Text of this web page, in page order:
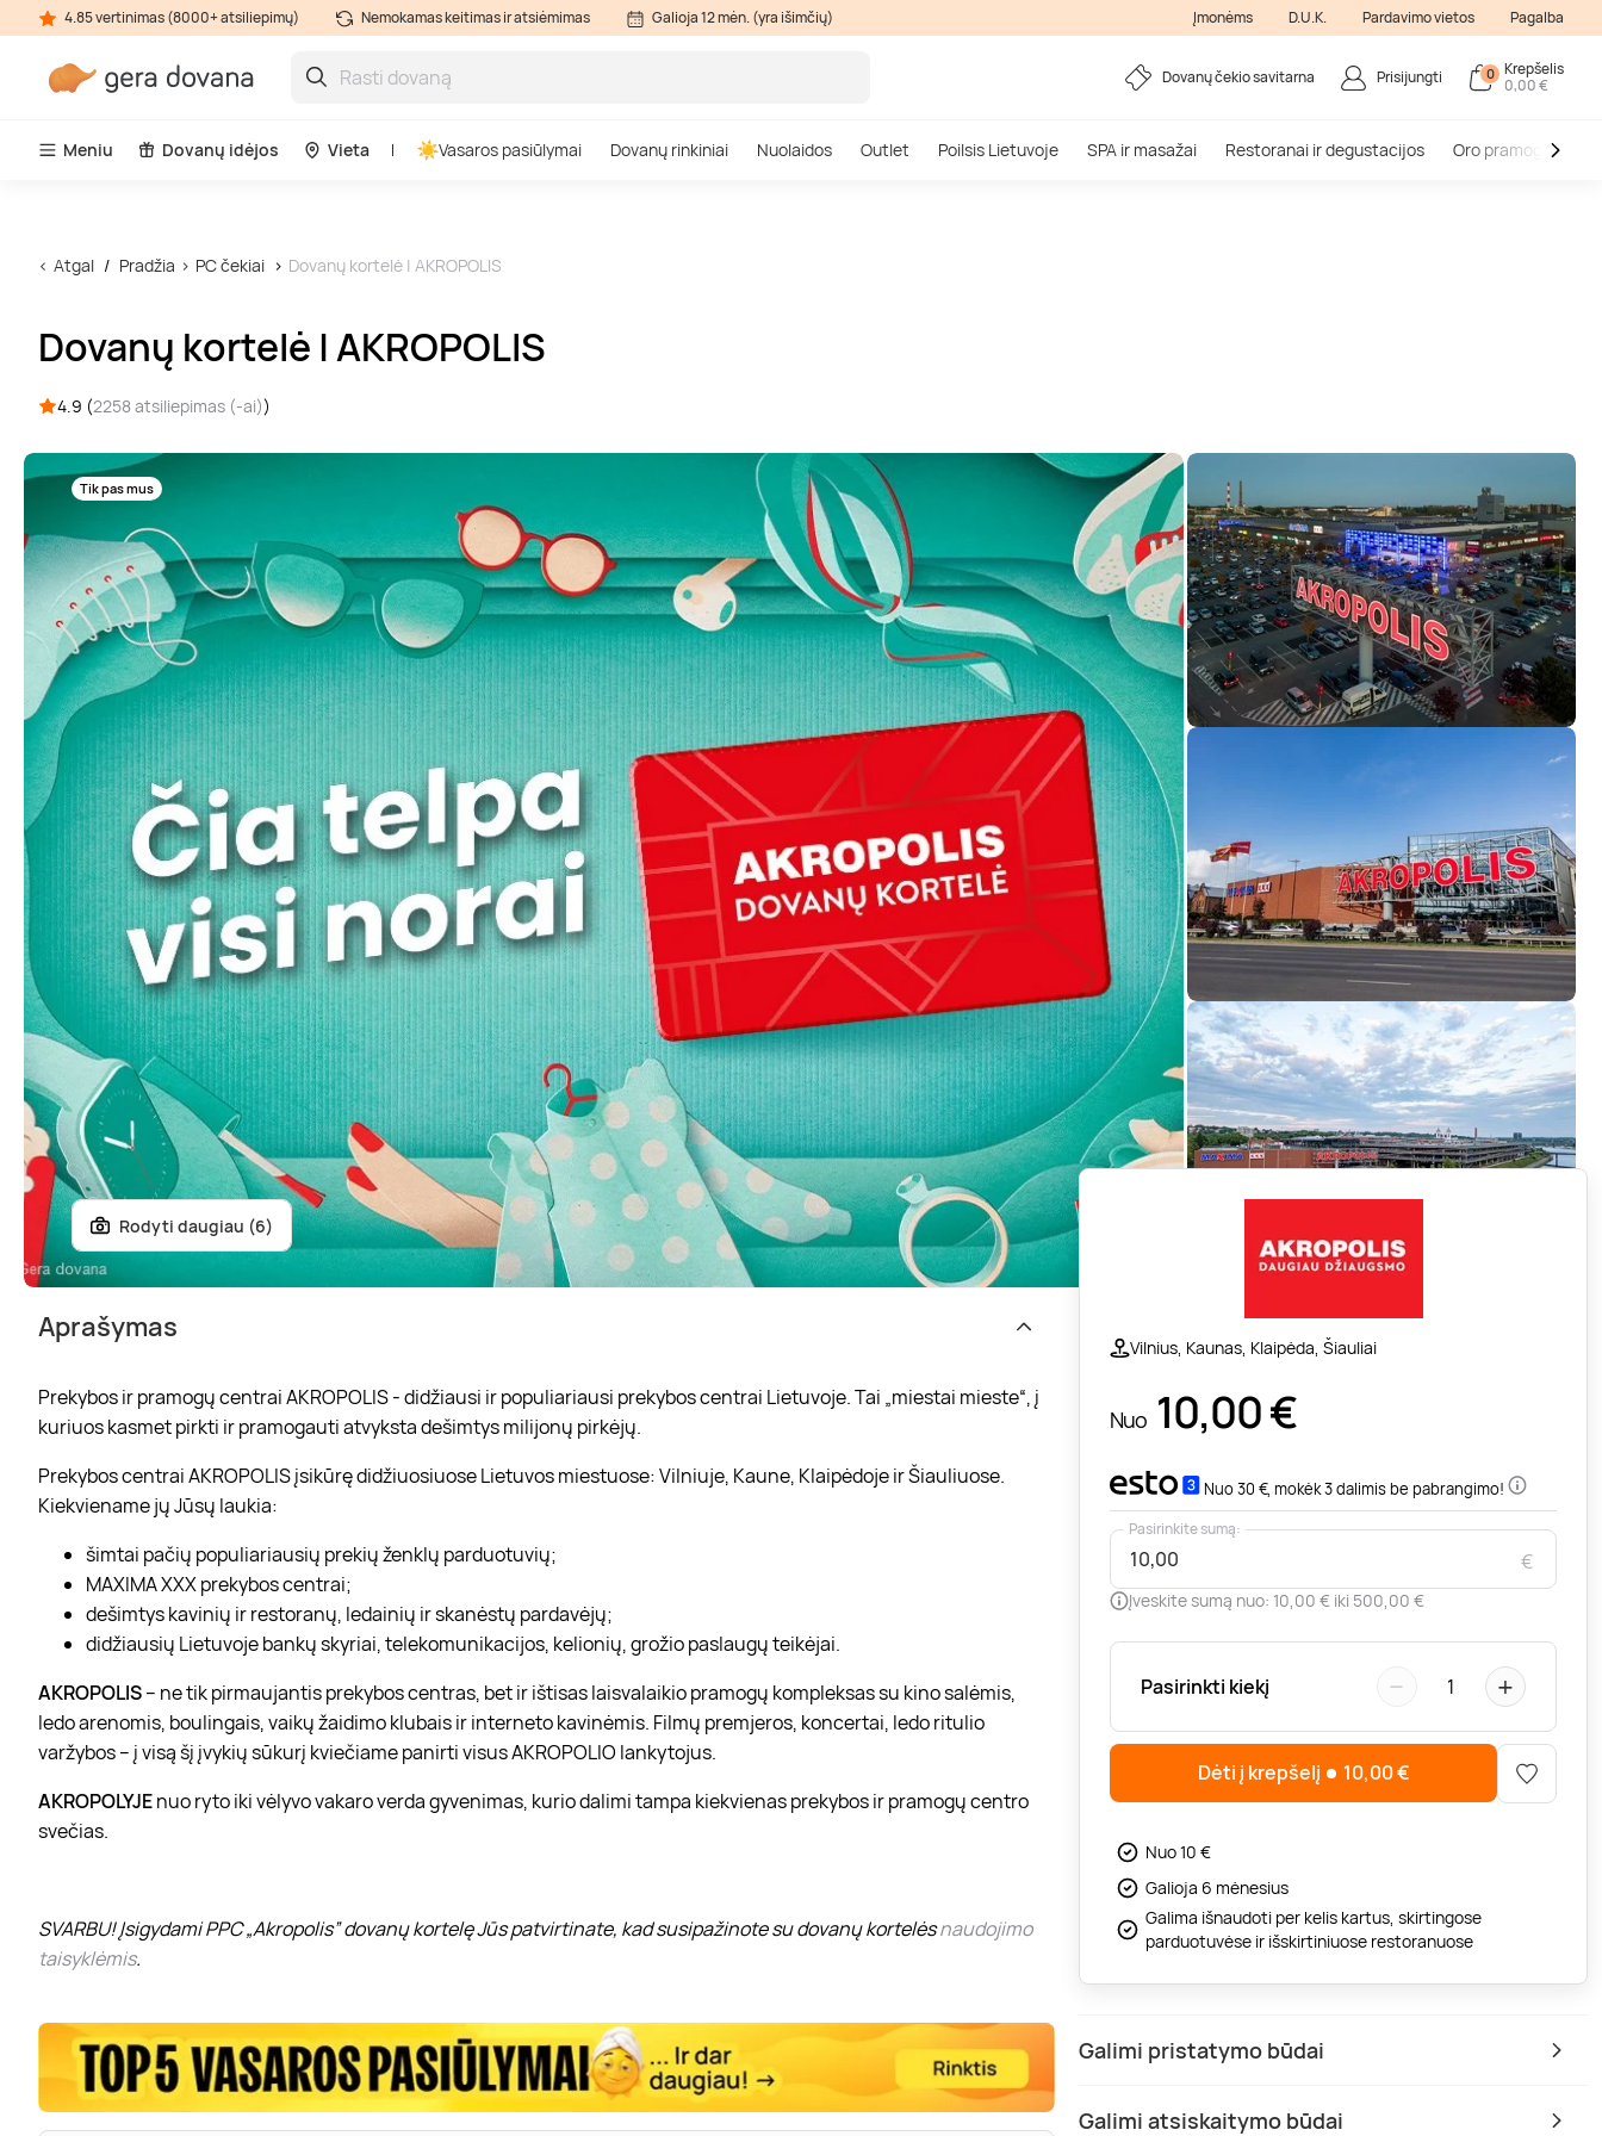
4.85 vertinimas (8000+ atsiliepimų) Nemokamas keitimas ir atsiėmimas Galioja 12 mėn. (yra išimčių) Įmonėms D.U.K. Pardavimo vietos Pagalba
Dovanų čekio savitarna Prisijungti 0 Krepšelis
0,00 €
Meniu Dovanų idėjos Vieta Vasaros pasiūlymai Dovanų rinkiniai Nuolaidos Outlet Poilsis Lietuvoje SPA ir masažai Restoranai ir degustacijos Oro pramogos
Atgal Pradžia PC čekiai Dovanų kortelė | AKROPOLIS
Dovanų kortelė | AKROPOLIS
4.9 (2258 atsiliepimas (-ai))
Tik pas mus
Rodyti daugiau (6)
Vilnius, Kaunas, Klaipėda, Šiauliai
Nuo 10,00€
Nuo 30 €, mokėk 3 dalimis be pabrangimo!
€
Pasirinkite sumą:
Įveskite sumą nuo: 10,00 € iki 500,00 €
Pasirinkti kiekį − 1 +
Dėti į krepšelį 10,00€
Nuo 10 €
Galioja 6 mėnesius
Galima išnaudoti per kelis kartus, skirtingose
parduotuvėse ir išskirtiniuose restoranuose
Galimi pristatymo būdai
Galimi atsiskaitymo būdai
Aprašymas
Prekybos ir pramogų centrai AKROPOLIS - didžiausi ir populiariausi prekybos centrai Lietuvoje. Tai „miestai mieste“, į
kuriuos kasmet pirkti ir pramogauti atvyksta dešimtys milijonų pirkėjų.
Prekybos centrai AKROPOLIS įsikūrę didžiuosiuose Lietuvos miestuose: Vilniuje, Kaune, Klaipėdoje ir Šiauliuose.
Kiekviename jų Jūsų laukia:
šimtai pačių populiariausių prekių ženklų parduotuvių;
MAXIMA XXX prekybos centrai;
dešimtys kavinių ir restoranų, ledainių ir skanėstų pardavėjų;
didžiausių Lietuvoje bankų skyriai, telekomunikacijos, kelionių, grožio paslaugų teikėjai.
AKROPOLIS– ne tik pirmaujantis prekybos centras, bet ir ištisas laisvalaikio pramogų kompleksas su kino salėmis,
ledo arenomis, boulingais, vaikų žaidimo klubais ir interneto kavinėmis. Filmų premjeros, koncertai, ledo ritulio
varžybos – į visą šį įvykių sūkurį kviečiame panirti visus AKROPOLIO lankytojus.
AKROPOLYJEnuo ryto iki vėlyvo vakaro verda gyvenimas, kurio dalimi tampa kiekvienas prekybos ir pramogų centro
svečias.
SVARBU! Įsigydami PPC „Akropolis” dovanų kortelę Jūs patvirtinate, kad susipažinote su dovanų kortelėsnaudojimo
taisyklėmis.